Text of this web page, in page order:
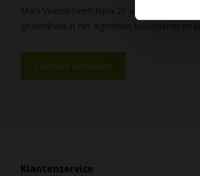
Mani Vivendi heeft bijna 25 jaar ervaring met
gezondheid in het algemeen bevorderen en
Contact opnemen
Klantenservice